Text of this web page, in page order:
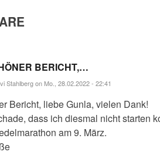
BERICHT,…
Stahlbergon Mo., 28.02.2022 - 22:41
Bericht, liebe Gunla, vielen Dank!
dass ich diesmal nicht starten
am 9. März.